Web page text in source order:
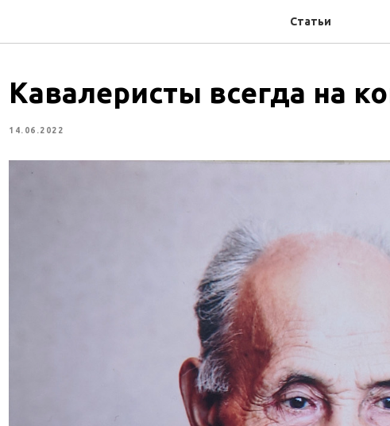
Статьи
Кавалеристы всегда на
14.06.2022